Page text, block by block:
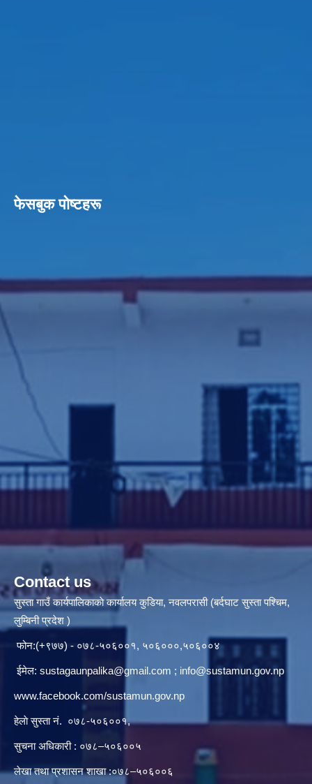
फेसबुक पाेष्टहरू
Contact us
सुस्ता गाउँ कार्यपालिकाकाे कार्यालय कुडिया, नवलपरासी (बर्दघाट सुस्ता पश्चिम,
लुम्बिनी प्रदेश )
फोन:(+९७७) - ०७८-५०६००१, ५०६०००,५०६००४
ईमेल: sustagaunpalika@gmail.com ; info@sustamun.gov.np
www.facebook.com/sustamun.gov.np
हेलाे सुस्ता नं. ०७८-५०६००१,
सुचना अधिकारी : ०७८–५०६००५
लेखा तथा प्रशासन शाखा :०७८–५०६००६